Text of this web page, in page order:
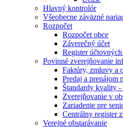
Hlavný kontrolór
Všeobecne záväzné
Rozpočet
Rozpočet obce
Záverečný účet
Register
Povinné zverejňovanie
Faktúry, zmluvy a
Predaj a prenájom
Štandardy kvality -
Zverejňovanie v
Zariadenie pre
Centrálny register
Verejné obstarávanie